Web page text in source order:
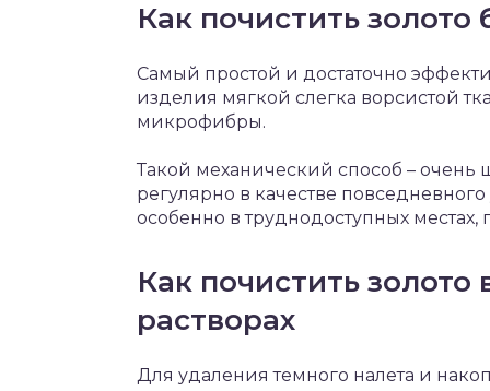
Как почистить
Самый простой и достаточно
изделия мягкой слегка ворсистой
микрофибры.
Такой механический способ –
регулярно в качестве
особенно в труднодоступных местах,
Как почистить
растворах
Для удаления темного налета и